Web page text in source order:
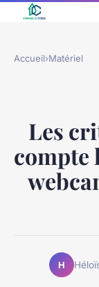
Accueil›Matériel
Les
compte
H